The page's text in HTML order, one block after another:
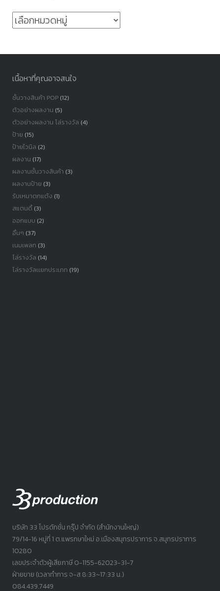
หมวด
เนื้อหาที่คุณอาจสนใจ
ชั้นวางสินค้า POP(12)
ตัวอย่างผลงาน (5)
ตัวอย่างผลงาน โล่รางวัล (4)
ป้าย (15)
ป้ายไวนิล (2)
ผลงาน (17)
ผลงานชั้นวางสินค้า (3)
ผลงานป้าย (3)
รับเหมาตกแต้ง (1)
สแตนดี้(3)
ออกแบบ (2)
อื่นๆ (37)
เนมเพลท (3)
โล่รางวัล (14)
โล่รางวัลเเยกประเภท (19)
บริษัท 33 โปรดักชั่น กรุ๊ป จำกัด (สำนักงานใหญ่)
79/14-16 หมู่ที่ 1 ต.แพรกษาใหม่ อ.เมืองสมุทรปราการ จ.สมุทรปราการ
10280
เลขประจำตัวผู้เสียภาษี 0-1155-62023-31-7
ฝ่ายขาย (เวลาทำการ จ-ส 8:33~17:33 น.)
084.439.7449